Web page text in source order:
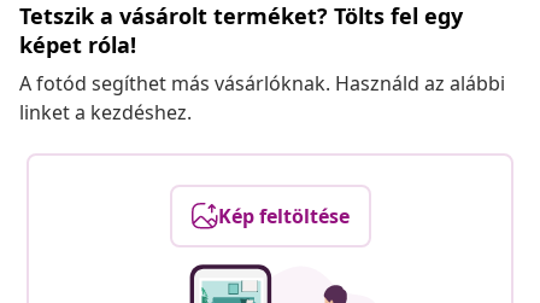
Tetszik a vásárolt terméket? Tölts fel egy
képet róla!
A fotód segíthet más vásárlóknak. Használd az alábbi
linket a kezdéshez.
Kép feltöltése